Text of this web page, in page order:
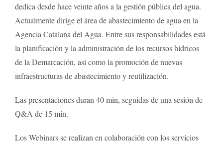
dedica desde hace veinte años a la gestión pública del agua.
Actualmente dirige el área de abastecimiento de agua en la
Agencia Catalana del Agua. Entre sus responsabilidades está
la planificación y la administración de los recursos hídricos
de la Demarcación, así como la promoción de nuevas
infraestructuras de abastecimiento y reutilización.
Las presentaciones duran 40 min, seguidas de una sesión de
Q&A de 15 min.
Los Webinars se realizan en colaboración con los servicios